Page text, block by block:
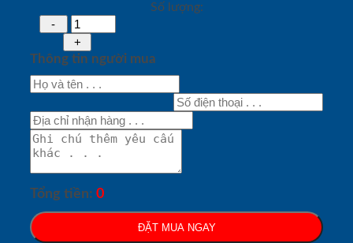
Số lượng:
Thông tin người mua
Tổng tiền: 0
ĐẶT MUA NGAY